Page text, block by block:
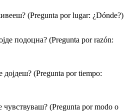
(Pregunta por lugar: ¿Dónde?)
подоцна? (Pregunta por razón:
дојдеш? (Pregunta por tiempo:
чувствуваш? (Pregunta por modo o